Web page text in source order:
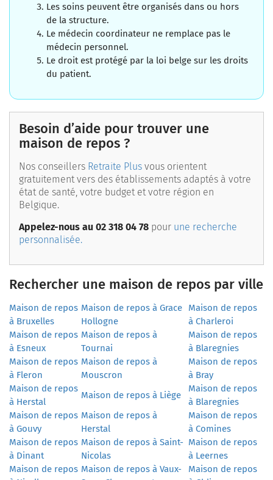
Les soins peuvent être organisés dans ou hors
de la structure.
Le médecin coordinateur ne remplace pas le
médecin personnel.
Le droit est protégé par la loi belge sur les droits
du patient.
Besoin d’aide pour trouver une
maison de repos ?
Nos conseillers Retraite Plus vous orientent
gratuitement vers des établissements adaptés à votre
état de santé, votre budget et votre région en
Belgique.
Appelez-nous au 02 318 04 78 pour une recherche
personnalisée.
Rechercher une maison de repos par ville
Maison de repos
à Bruxelles
Maison de repos à Grace
Hollogne
Maison de repos
à Charleroi
Maison de repos
à Esneux
Maison de repos à
Tournai
Maison de repos
à Blaregnies
Maison de repos
à Fleron
Maison de repos à
Mouscron
Maison de repos
à Bray
Maison de repos
à Herstal
Maison de repos à Liège
Maison de repos
à Blaregnies
Maison de repos
à Gouvy
Maison de repos à
Herstal
Maison de repos
à Comines
Maison de repos
à Dinant
Maison de repos à Saint-
Nicolas
Maison de repos
à Leernes
Maison de repos Maison de repos à Vaux-
Maison de repos